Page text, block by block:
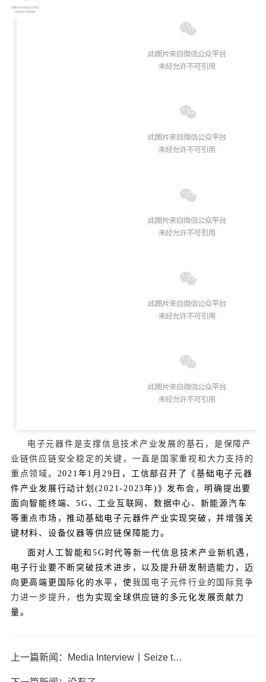
电子元器件是支撑信息技术产业发展的基石，是保障产
业链供应链安全稳定的关键，一直是国家重视和大力支持的
重点领域。 2021年1月29日，工信部召开了《基础电子元器
件产业发展行动计划(2021-2023年)》发布会，明确提出要
面向智能终端、5G、工业互联网、数据中心、新能源汽车
等重点市场，推动基础电子元器件产业实现突破，并增强关
键材料、设备仪器等供应链保障能力。
面对人工智能和5G时代等新一代信息技术产业新机遇，
电子行业要不断突破技术进步，以及提升研发制造能力，迈
向更高端更国际化的水平，使我国电子元件行业的国际竞争
力进一步提升，也为实现全球供应链的多元化发展贡献力
量。
上一篇新闻：Media Interview丨Seize the AI Opportunity Period and Advance into the top three in the world in the MLCC track